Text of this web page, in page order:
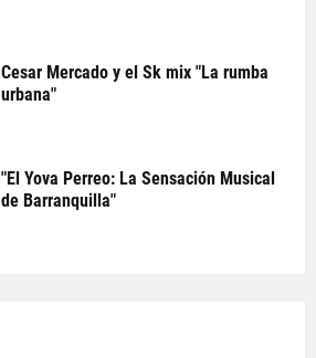
Cesar Mercado y el Sk mix "La rumba
urbana"
"El Yova Perreo: La Sensación Musical
de Barranquilla"